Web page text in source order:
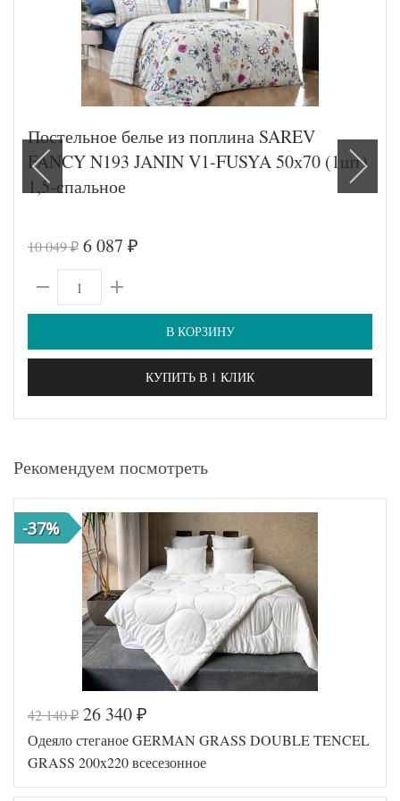
Постельное белье из поплина SAREV
FANCY N193 JANIN V1-FUSYA 50х70 (1шт)
1,5-спальное
10 049₽ 6 087 ₽
В КОРЗИНУ
КУПИТЬ В 1 КЛИК
Рекомендуем посмотреть
-37%
42 140₽ 26 340 ₽
Одеяло стеганое GERMAN GRASS DOUBLE TENCEL
GRASS 200x220 всесезонное